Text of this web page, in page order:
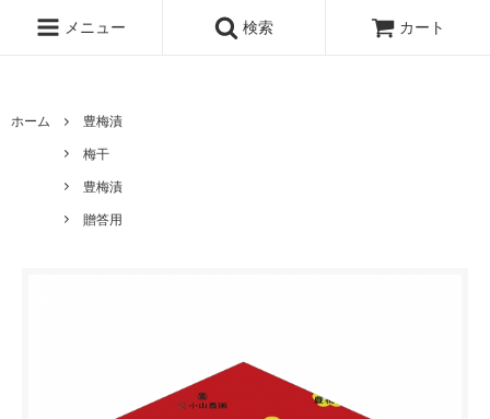
メニュー
検索 カート
ホーム
豊梅漬
梅干
豊梅漬
贈答用